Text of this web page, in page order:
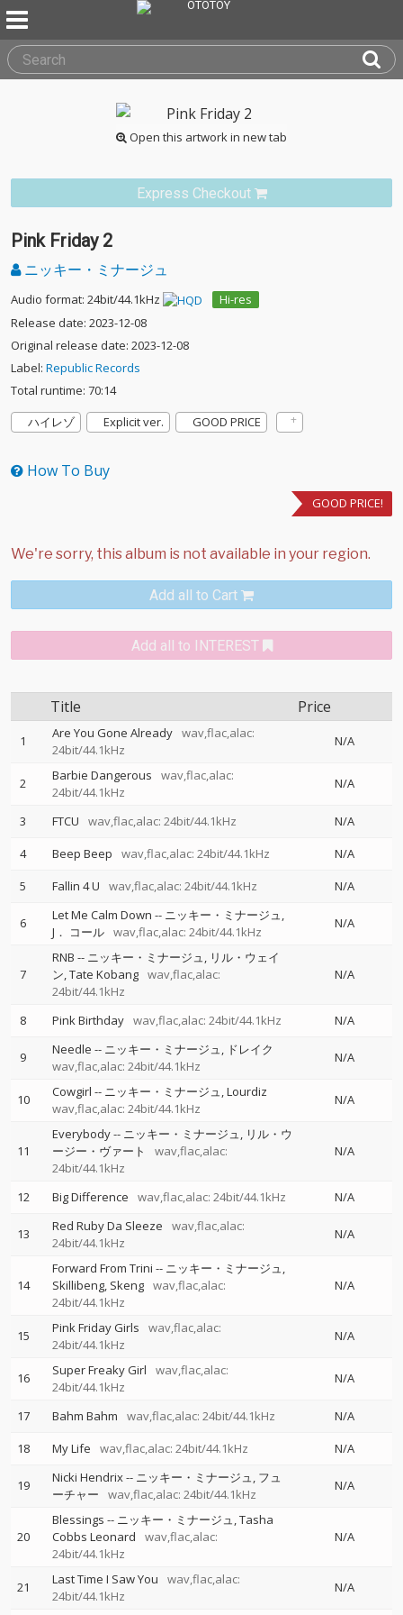
Open this artwork in new tab
Express Checkout
Pink Friday 2
ニッキー・ミナージュ
Audio format: 24bit/44.1kHz
Hi-res
Release date: 2023-12-08
Original release date: 2023-12-08
Label: Republic Records
Total runtime: 70:14
ハイレゾ
Explicit ver. GOOD PRICE
How To Buy
GOOD PRICE!
Add all to Cart
Add all to INTEREST
Title Price
1 Are You Gone Already wav,flac,alac:
24bit/44.1kHz
N/A
2 Barbie Dangerous
wav,flac,alac:
24bit/44.1kHz
N/A
3 FTCU wav,flac,alac: 24bit/44.1kHz
N/A
4
Beep Beep wav,flac,alac: 24bit/44.1kHz
N/A
5
Fallin 4 U wav,flac,alac: 24bit/44.1kHz N/A
6 Let Me Calm Down -- ニッキー・ミナージュ
J． コール wav,flac,alac: 24bit/44.1kHz
N/A
7
RNB -- ニッキー・ミナージュ
リル・ウェイ
ン Tate Kobang wav,flac,alac:
24bit/44.1kHz
N/A
8 Pink Birthday wav,flac,alac: 24bit/44.1kHz N/A
9 Needle -- ニッキー・ミナージュ
ドレイク
wav,flac,alac: 24bit/44.1kHz
N/A
10 Cowgirl -- ニッキー・ミナージュ Lourdiz
wav,flac,alac: 24bit/44.1kHz
N/A
11
Everybody-- ニッキー・ミナージュ
リル・ウ
ージー・ヴァート
wav,flac,alac:
24bit/44.1kHz
N/A
12 Big Difference wav,flac,alac: 24bit/44.1kHz N/A
13 Red Ruby Da Sleeze
wav,flac,alac:
24bit/44.1kHz
N/A
14
Forward From Trini -- ニッキー・ミナージュ
Skillibeng Skeng wav,flac,alac:
24bit/44.1kHz
N/A
15 Pink Friday Girls
wav,flac,alac:
24bit/44.1kHz
N/A
16 Super Freaky Girl
wav,flac,alac:
24bit/44.1kHz
N/A
17 Bahm Bahm wav,flac,alac: 24bit/44.1kHz
N/A
18
My Life wav,flac,alac: 24bit/44.1kHz N/A
19 Nicki Hendrix-- ニッキー・ミナージュ フュ
ーチャー
wav,flac,alac: 24bit/44.1kHz
N/A
20
Blessings -- ニッキー・ミナージュ Tasha
Cobbs Leonard
wav,flac,alac:
24bit/44.1kHz
N/A
21 Last Time I Saw You
wav,flac,alac:
24bit/44.1kHz
N/A